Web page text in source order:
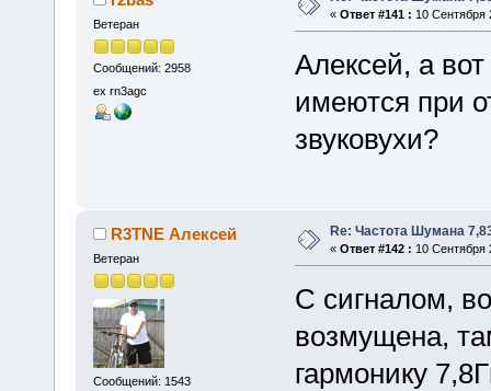
Ветеран
Сообщений: 2958
ex rn3agc
« Ответ #141 : 10 Сентября
Алексей, а
имеются при
звуковухи?
R3TNE Алексей
Ветеран
Сообщений: 1543
Re: Частота Шумана
« Ответ #142 : 10 Сентября
С сигналом,
возмущена,
гармонику